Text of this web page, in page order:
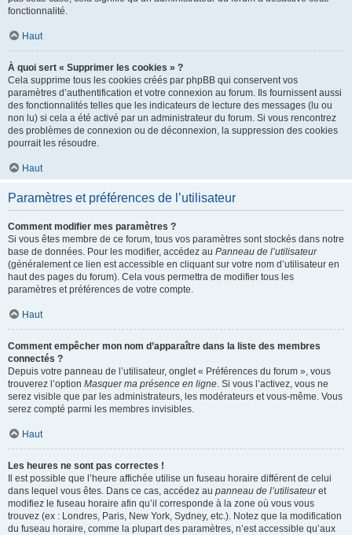
fonctionnalité.
Haut
À quoi sert « Supprimer les cookies » ?
Cela supprime tous les cookies créés par phpBB qui conservent vos
paramètres d’authentification et votre connexion au forum. Ils fournissent aussi
des fonctionnalités telles que les indicateurs de lecture des messages (lu ou
non lu) si cela a été activé par un administrateur du forum. Si vous rencontrez
des problèmes de connexion ou de déconnexion, la suppression des cookies
pourrait les résoudre.
Haut
Paramètres et préférences de l’utilisateur
Comment modifier mes paramètres ?
Si vous êtes membre de ce forum, tous vos paramètres sont stockés dans notre
base de données. Pour les modifier, accédez au Panneau de l’utilisateur
(généralement ce lien est accessible en cliquant sur votre nom d’utilisateur en
haut des pages du forum). Cela vous permettra de modifier tous les
paramètres et préférences de votre compte.
Haut
Comment empêcher mon nom d’apparaître dans la liste des membres
connectés ?
Depuis votre panneau de l’utilisateur, onglet « Préférences du forum », vous
trouverez l’option Masquer ma présence en ligne. Si vous l’activez, vous ne
serez visible que par les administrateurs, les modérateurs et vous-même. Vous
serez compté parmi les membres invisibles.
Haut
Les heures ne sont pas correctes !
Il est possible que l’heure affichée utilise un fuseau horaire différent de celui
dans lequel vous êtes. Dans ce cas, accédez au panneau de l’utilisateuret
modifiez le fuseau horaire afin qu’il corresponde à la zone où vous vous
trouvez (ex : Londres, Paris, New York, Sydney, etc.). Notez que la modification
du fuseau horaire, comme la plupart des paramètres, n’est accessible qu’aux